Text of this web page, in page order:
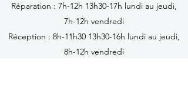
Réparation : 7h-12h 13h30-17h lundi au jeudi,
7h-12h vendredi
Réception : 8h-11h30 13h30-16h lundi au jeudi,
8h-12h vendredi